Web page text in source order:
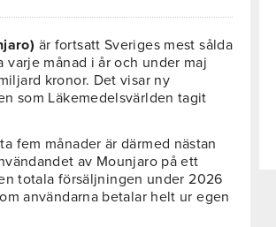
är fortsatt Sveriges mest sålda
månad i år och under maj
kronor. Det visar ny
som Läkemedelsvärlden tagit
fem månader är därmed nästan
av Mounjaro på ett
totala försäljningen under 2026
användarna betalar helt ur egen